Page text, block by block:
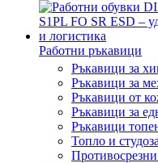
Работни ръкавици
Ръкавици за
Ръкавици за
Ръкавици от
Ръкавици за
Ръкавици
Топло и